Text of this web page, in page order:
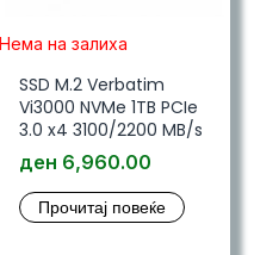
Нема на залиха
SSD M.2 Verbatim
Vi3000 NVMe 1TB PCIe
3.0 x4 3100/2200 MB/s
ден 6,960.00
Прочитај повеќе